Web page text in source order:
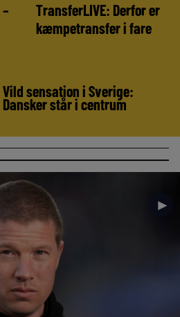
TransferLIVE: Derfor er
kæmpetransfer i fare
Vild sensation i Sverige:
Dansker står i centrum
►